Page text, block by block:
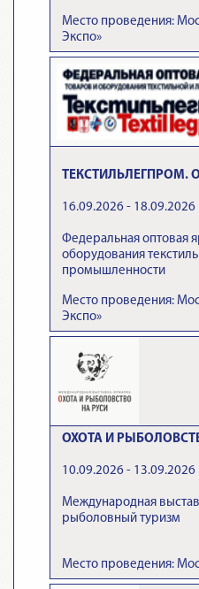
Место проведения:
Экспо»
ТЕКСТИЛЬЛЕГПРОМ.
16.09.2026 - 18.09.2026
Федеральная оптовая
оборудования
промышленности
Место проведения:
Экспо»
ОХОТА И
10.09.2026 - 13.09.2026
Международная
рыболовный туризм
Место проведения: